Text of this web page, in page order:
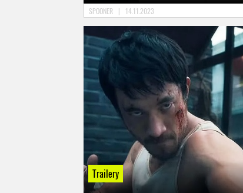
SPOONER | 14.11.2023
Trailery